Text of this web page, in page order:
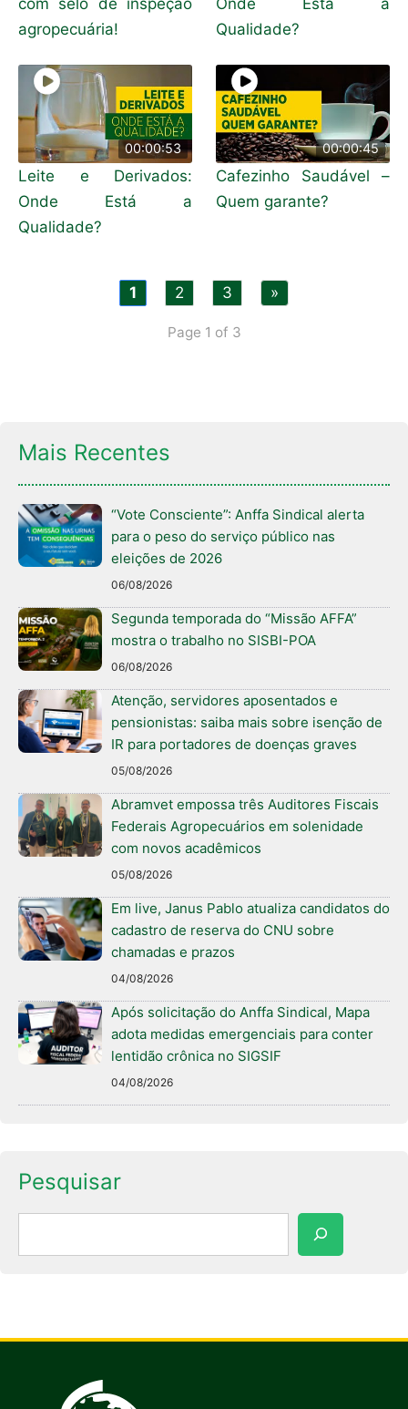
agropecuária!
Qualidade?
00:00:53
Leite e Derivados:
Onde Está a
Qualidade?
00:00:45
Cafezinho Saudável –
Quem garante?
1 2 3 »
Page 1 of 3
Mais Recentes
“Vote Consciente”: Anffa Sindical alerta
para o peso do serviço público nas
eleições de 2026
06/08/2026
Segunda temporada do “Missão AFFA”
mostra o trabalho no SISBI-POA
06/08/2026
Atenção, servidores aposentados e
pensionistas: saiba mais sobre isenção de
IR para portadores de doenças graves
05/08/2026
Abramvet empossa três Auditores Fiscais
Federais Agropecuários em solenidade
com novos acadêmicos
05/08/2026
Em live, Janus Pablo atualiza candidatos do
cadastro de reserva do CNU sobre
chamadas e prazos
04/08/2026
Após solicitação do Anffa Sindical, Mapa
adota medidas emergenciais para conter
lentidão crônica no SIGSIF
04/08/2026
Pesquisar